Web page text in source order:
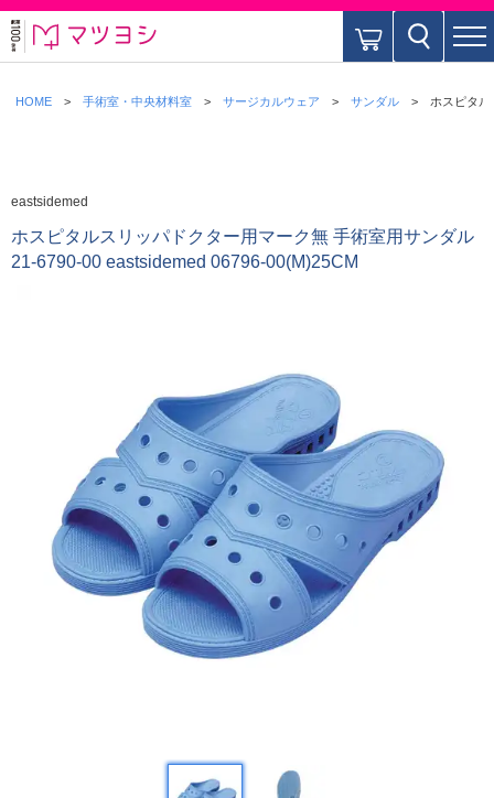
HOME 手術室・中央材料室 サージカルウェア サンダル ホスピタ
eastsidemed
ホスピタルスリッパドクター用マーク無 手術室用サンダル
21-6790-00 eastsidemed 06796-00(M)25CM